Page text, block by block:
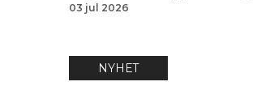
03 jul 2026
NYHET